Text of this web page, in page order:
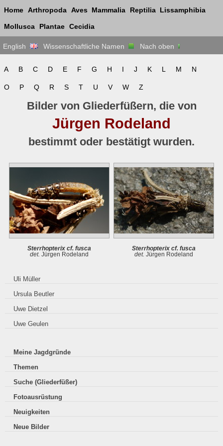
Home Arthropoda Aves Mammalia Reptilia Lissamphibia
Mollusca Plantae Cecidia
English Wissenschaftliche Namen Nach oben
A B C D E F G H I J K L M N
O P Q R S T U V W Z
Bilder von Gliederfüßern, die von
Jürgen Rodeland
bestimmt oder bestätigt wurden.
Sterrhopterix cf. fusca
det. Jürgen Rodeland
Sterrhopterix cf. fusca
det. Jürgen Rodeland
Uli Müller
Ursula Beutler
Uwe Dietzel
Uwe Geulen
Meine Jagdgründe
Themen
Suche (Gliederfüßer)
Fotoausrüstung
Neuigkeiten
Neue Bilder